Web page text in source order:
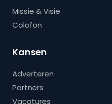
Missie & Visie
Colofon
Kansen
Adverteren
Partners
Vacatures